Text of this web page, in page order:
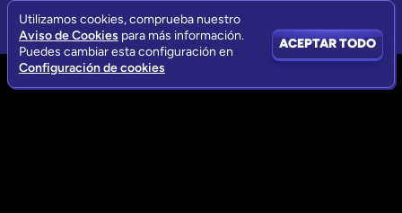
Utilizamos cookies, comprueba nuestro
Aviso de Cookies para más información.
Puedes cambiar esta configuración en
Configuración de cookies
ACEPTAR TODO